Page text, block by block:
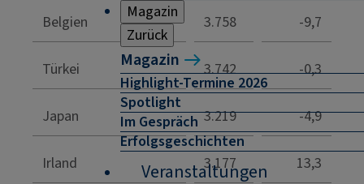
Magazin
Zurück
Magazin
Highlight-Termine 2026
Spotlight
Im Gespräch
Erfolgsgeschichten
Veranstaltungen
Belgien 3.758 -9,7
Türkei 3.742 -0,3
Japan 3.219 -4,9
Irland 3.177 13,3